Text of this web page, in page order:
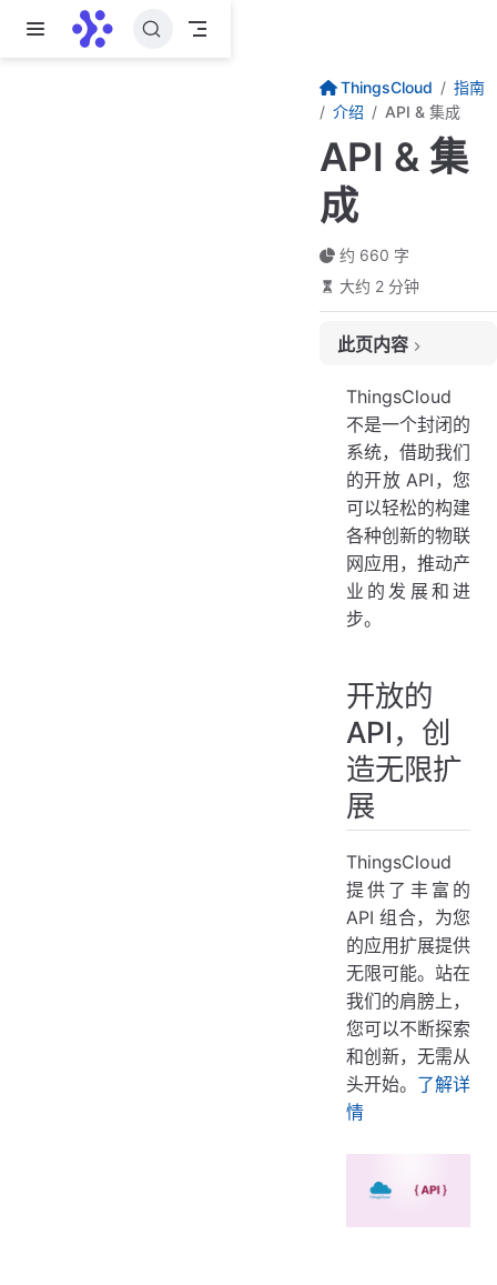
跳至主要內容
ThingsCloud
指南
介绍
API & 集成
API & 集
成
约 660 字
大约 2 分钟
此页内容
设备数据集成，无缝对接自有系统
设备变身微服务，简化应用开发
控制继电器？只需一个 HTTP 请求
项目交付更专业，数据 API 全面支持
设备消息实时推送，第三方系统轻松集成
Websocket API，大屏实时更新更酷炫
ThingsCloud
不是一个封闭的
系统，借助我们
的开放 API，您
可以轻松的构建
各种创新的物联
网应用，推动产
业的发展和进
步。
开放的
API，创
造无限扩
展
ThingsCloud
提供了丰富的
API 组合，为您
的应用扩展提供
无限可能。站在
我们的肩膀上，
您可以不断探索
和创新，无需从
头开始。 了解详
情